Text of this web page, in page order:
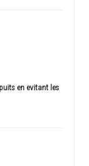
en evitant les